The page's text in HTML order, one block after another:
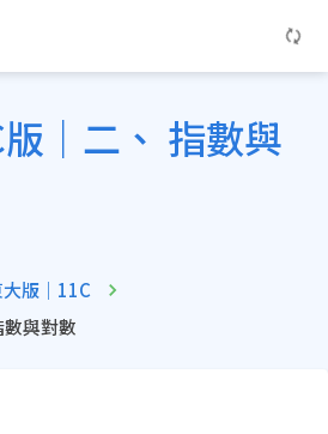
｜二、 指數與
版｜11C
與對數